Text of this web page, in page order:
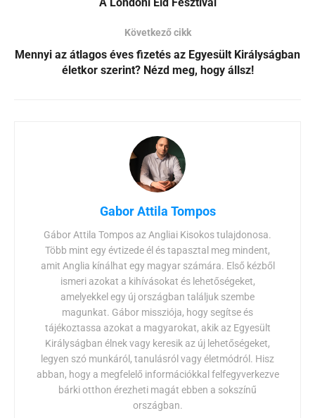
Következő cikk
Mennyi az átlagos éves fizetés az Egyesült Királyságban
életkor szerint? Nézd meg, hogy állsz!
Gabor Attila Tompos
Gábor Attila Tompos az Angliai Kisokos tulajdonosa.
Több mint egy évtizede él és tapasztal meg mindent,
amit Anglia kínálhat egy magyar számára. Első kézből
ismeri azokat a kihívásokat és lehetőségeket,
amelyekkel egy új országban találjuk szembe
magunkat. Gábor missziója, hogy segítse és
tájékoztassa azokat a magyarokat, akik az Egyesült
Királyságban élnek vagy keresik az új lehetőségeket,
legyen szó munkáról, tanulásról vagy életmódról. Hisz
abban, hogy a megfelelő információkkal felfegyverkezve
bárki otthon érezheti magát ebben a sokszínű
országban.